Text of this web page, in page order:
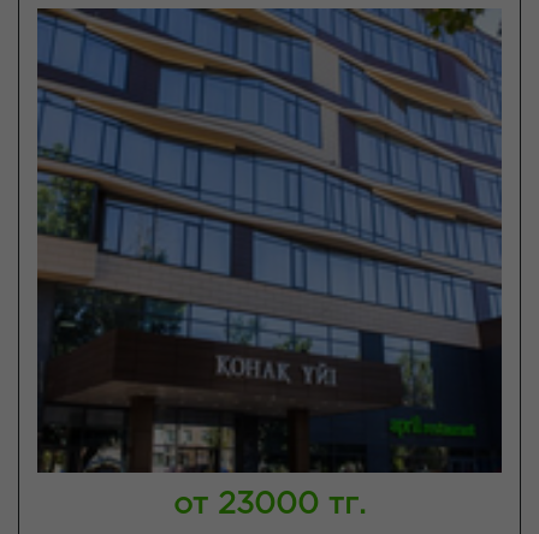
от 23000 тг.